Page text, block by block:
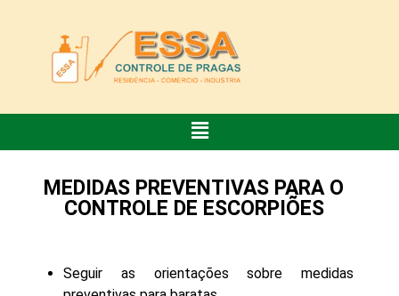
MEDIDAS PREVENTIVAS PARA O
CONTROLE DE ESCORPIÕES
Seguir as orientações sobre medidas